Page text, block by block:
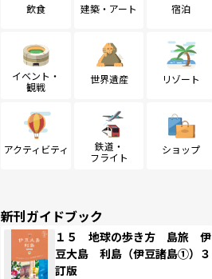
飲食 建築・アート 宿泊
イベント・
観戦
世界遺産 リゾート
アクティビティ
鉄道・
フライト
ショップ
新刊ガイドブック
１５ 地球の歩き方 島旅 伊
豆大島 利島（伊豆諸島①）３
訂版